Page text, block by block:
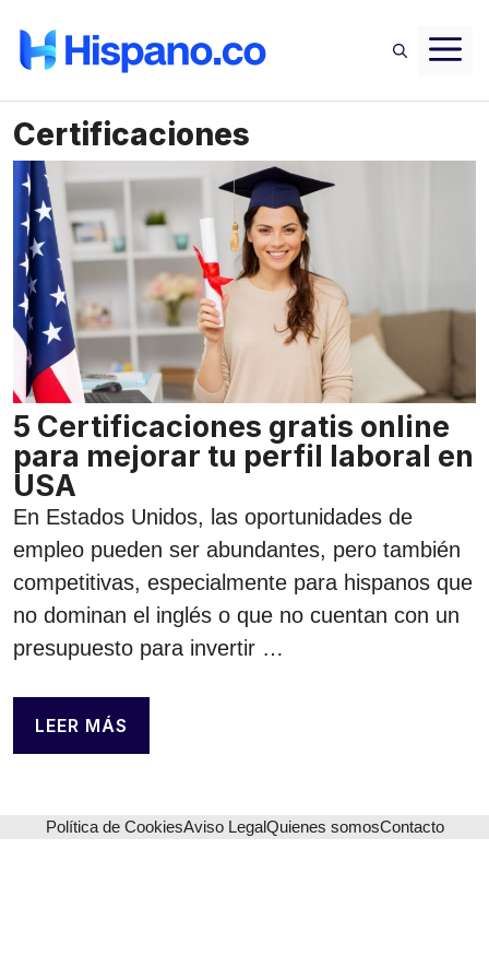
Certificaciones
5 Certificaciones gratis online
para mejorar tu perfil laboral en
USA
En Estados Unidos, las oportunidades de
empleo pueden ser abundantes, pero también
competitivas, especialmente para hispanos que
no dominan el inglés o que no cuentan con un
presupuesto para invertir …
LEER MÁS
Política de CookiesAviso LegalQuienes somosContacto